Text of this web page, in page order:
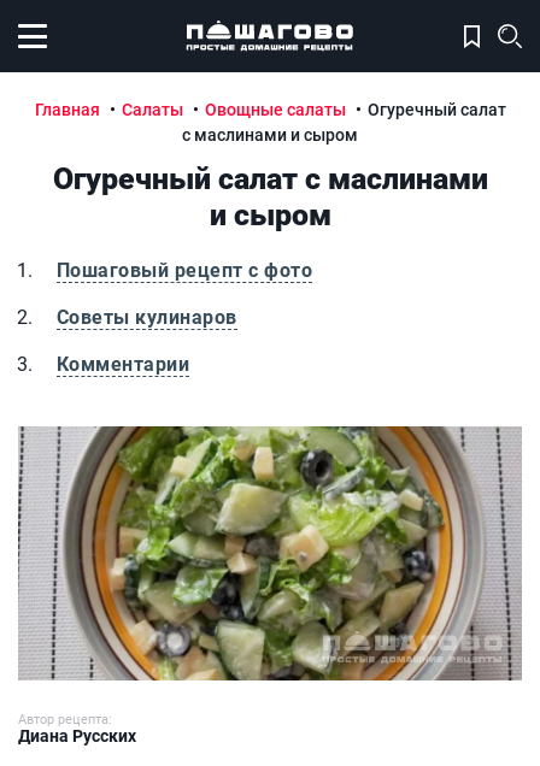
Открыть меню
Главная Салаты Овощные салаты
Огуречный салат
с маслинами и сыром
Огуречный салат с маслинами
и сыром
Пошаговый рецепт с фото
Советы кулинаров
Комментарии
Огуречный салат с маслинами и сыром
Автор рецепта:
Диана Русских